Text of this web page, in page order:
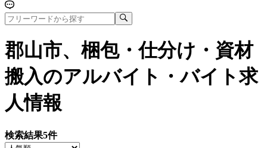
郡山市、梱包・仕分け・資材
搬入のアルバイト・バイト求
人情報
検索結果5件